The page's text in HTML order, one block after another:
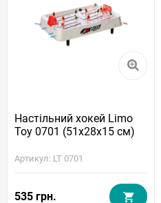
Настільний хокей Limo
Toy 0701 (51x28x15 см)
Артикул: LT 0701
535 грн.